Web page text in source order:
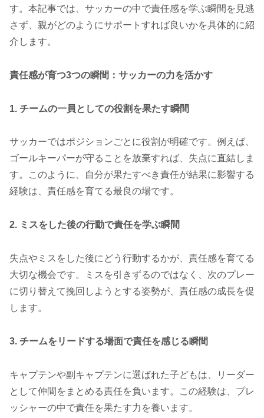
す。本記事では、サッカーの中で責任感を学ぶ瞬間を見逃
さず、親がどのようにサポートすれば良いかを具体的に紹
介します。
責任感が育つ3つの瞬間：サッカーの力を活かす
1. チームの一員としての役割を果たす瞬間
サッカーではポジションごとに役割が明確です。例えば、
ゴールキーパーが守ることを放棄すれば、失点に直結しま
す。このように、自分が果たすべき責任が結果に影響する
経験は、責任感を育てる最良の場です。
2. ミスをした後の行動で責任を学ぶ瞬間
失点やミスをした後にどう行動するかが、責任感を育てる
大切な機会です。ミスを引きずるのではなく、次のプレー
に切り替えて挽回しようとする姿勢が、責任感の成長を促
します。
3. チームをリードする場面で責任を感じる瞬間
キャプテンや副キャプテンに選ばれた子どもは、リーダー
として仲間をまとめる責任を負います。この経験は、プレ
ッシャーの中で責任を果たす力を養います。